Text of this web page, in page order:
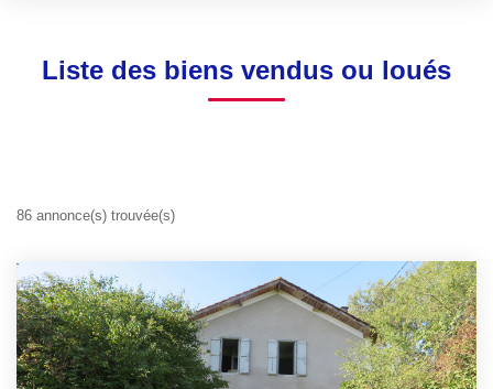
Notre Équipe
EN
Liste des biens vendus ou loués
86 annonce(s) trouvée(s)